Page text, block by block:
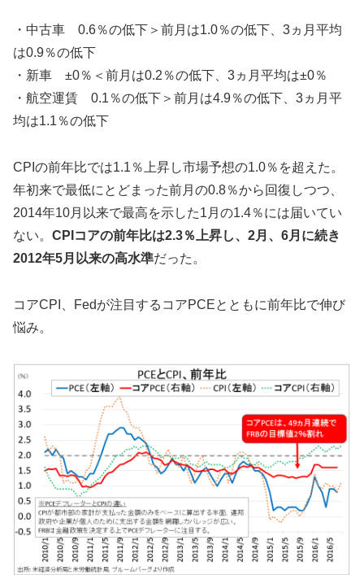
・中古車 0.6％の低下＞前月は1.0％の低下、3ヵ月平均
は0.9％の低下
・新車 ±0％＜前月は0.2％の低下、3ヵ月平均は±0％
・航空運賃 0.1％の低下＞前月は4.9％の低下、3ヵ月平
均は1.1％の低下
CPIの前年比では1.1％上昇し市場予想の1.0％を超えた。
年初来で最低にとどまった前月の0.8％から回復しつつ、
2014年10月以来で最高を示した1月の1.4％には届いてい
ない。 CPIコアの前年比は2.3％上昇し、2月、6月に続き
2012年5月以来の高水準だった。
コアCPI、Fedが注目するコアPCEとともに前年比で伸び
悩み。